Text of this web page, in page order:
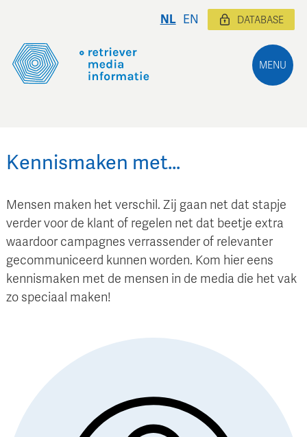
MENU
NL EN DATABASE
Kennismaken met…
Mensen maken het verschil. Zij gaan net dat stapje
verder voor de klant of regelen net dat beetje extra
waardoor campagnes verrassender of relevanter
gecommuniceerd kunnen worden. Kom hier eens
kennismaken met de mensen in de media die het vak
zo speciaal maken!